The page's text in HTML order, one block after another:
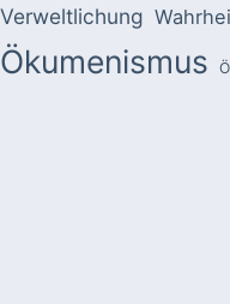
Verweltlichung
Ökumenismus